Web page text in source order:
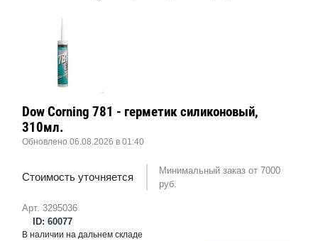
Арт. 3295036
ID: 60077
Dow Corning 781 - герметик силиконовый,
310мл.
Обновлено 06.08.2026 в 01:40
Стоимость уточняется
Минимальный заказ от 7000
руб.
В наличии на дальнем складе